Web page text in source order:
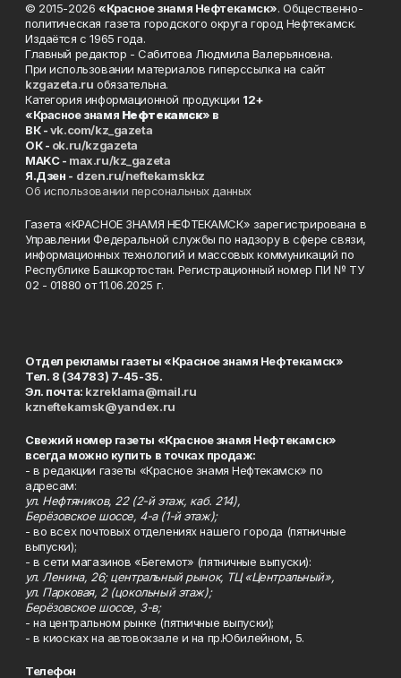
© 2015-2026 «Красное знамя Нефтекамск». Общественно-
политическая газета городского округа город Нефтекамск.
Издаётся с 1965 года.
Главный редактор - Сабитова Людмила Валерьяновна.
При использовании материалов гиперссылка на сайт
kzgazeta.ru обязательна.
Категория информационной продукции 12+
«Красное знамя Нефтекамск» в
ВК -vk.com/kz_gazeta
ОК - ok.ru/kzgazeta
MAKC - max.ru/kz_gazeta
Я.Дзен - dzen.ru/neftekamskkz
Об использовании персональных данных
Газета «КРАСНОЕ ЗНАМЯ НЕФТЕКАМСК» зарегистрирована в
Управлении Федеральной службы по надзору в сфере связи,
информационных технологий и массовых коммуникаций по
Республике Башкортостан. Регистрационный номер ПИ № ТУ
02 - 01880 от 11.06.2025 г.
Отдел рекламы газеты «Красное знамя Нефтекамск»
Тел. 8 (34783) 7-45-35.
Эл. почта: kzreklama@mail.ru
kzneftekamsk@yandex.ru
Свежий номер газеты «Красное знамя Нефтекамск»
всегда можно купить в точках продаж:
- в редакции газеты «Красное знамя Нефтекамск» по
адресам:
ул. Нефтяников, 22 (2-й этаж, каб. 214),
Берёзовское шоссе, 4-а (1-й этаж);
- во всех почтовых отделениях нашего города (пятничные
выпуски);
- в сети магазинов «Бегемот» (пятничные выпуски):
ул. Ленина, 26; центральный рынок, ТЦ «Центральный»,
ул. Парковая, 2 (цокольный этаж);
Берёзовское шоссе, 3-в;
- на центральном рынке (пятничные выпуски);
- в киосках на автовокзале и на пр.Юбилейном, 5.
Телефон